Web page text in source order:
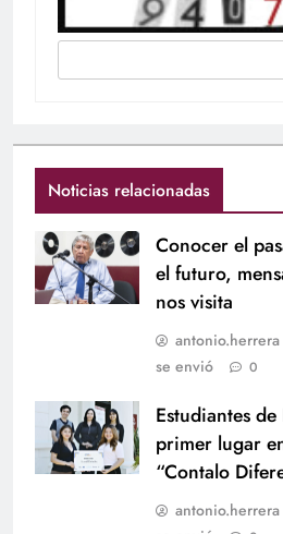
Noticias relacionadas
Conocer el
el futuro,
nos visita
antonio.herrera
se envió
0
Estudiantes
primer lugar
“Contalo
antonio.herrera